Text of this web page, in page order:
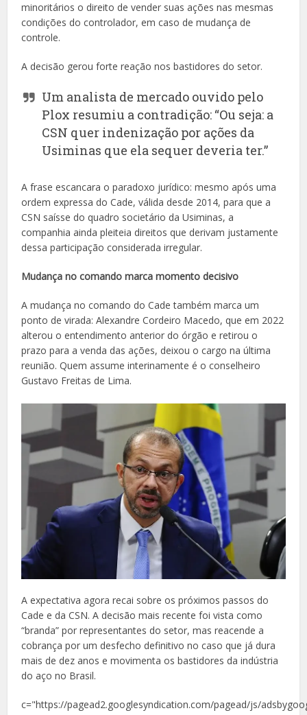
minoritários o direito de vender suas ações nas mesmas
condições do controlador, em caso de mudança de
controle.
A decisão gerou forte reação nos bastidores do setor.
Um analista de mercado ouvido pelo
Plox resumiu a contradição: “Ou seja: a
CSN quer indenização por ações da
Usiminas que ela sequer deveria ter.”
A frase escancara o paradoxo jurídico: mesmo após uma
ordem expressa do Cade, válida desde 2014, para que a
CSN saísse do quadro societário da Usiminas, a
companhia ainda pleiteia direitos que derivam justamente
dessa participação considerada irregular.
Mudança no comando marca momento decisivo
A mudança no comando do Cade também marca um
ponto de virada: Alexandre Cordeiro Macedo, que em 2022
alterou o entendimento anterior do órgão e retirou o
prazo para a venda das ações, deixou o cargo na última
reunião. Quem assume interinamente é o conselheiro
Gustavo Freitas de Lima.
A expectativa agora recai sobre os próximos passos do
Cade e da CSN. A decisão mais recente foi vista como
“branda” por representantes do setor, mas reacende a
cobrança por um desfecho definitivo no caso que já dura
mais de dez anos e movimenta os bastidores da indústria
do aço no Brasil.
c="https://pagead2.googlesyndication.com/pagead/js/